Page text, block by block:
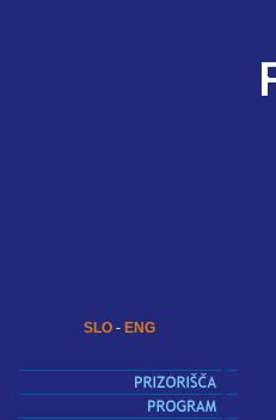
SLO - ENG